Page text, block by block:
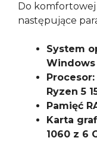
Do
następujące
System
Windows
Ryzen 5
Pamięć
Karta
1060 z 6